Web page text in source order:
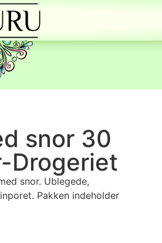
snor 30
Drogeriet
snor. Ublegede,
Pakken indeholder